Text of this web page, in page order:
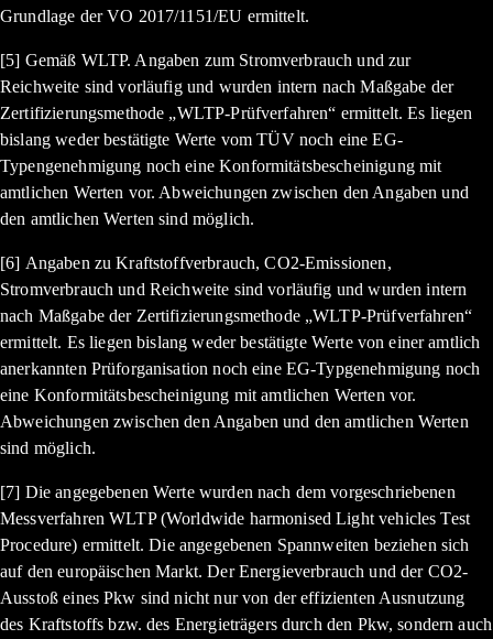
Grundlage der VO 2017/1151/EU ermittelt.
[5] Gemäß WLTP. Angaben zum Stromverbrauch und zur
Reichweite sind vorläufig und wurden intern nach Maßgabe der
Zertifizierungsmethode „WLTP-Prüfverfahren“ ermittelt. Es liegen
bislang weder bestätigte Werte vom TÜV noch eine EG-
Typengenehmigung noch eine Konformitätsbescheinigung mit
amtlichen Werten vor. Abweichungen zwischen den Angaben und
den amtlichen Werten sind möglich.
[6] Angaben zu Kraftstoffverbrauch, CO2-Emissionen,
Stromverbrauch und Reichweite sind vorläufig und wurden intern
nach Maßgabe der Zertifizierungsmethode „WLTP-Prüfverfahren“
ermittelt. Es liegen bislang weder bestätigte Werte von einer amtlich
anerkannten Prüforganisation noch eine EG-Typgenehmigung noch
eine Konformitätsbescheinigung mit amtlichen Werten vor.
Abweichungen zwischen den Angaben und den amtlichen Werten
sind möglich.
[7] Die angegebenen Werte wurden nach dem vorgeschriebenen
Messverfahren WLTP (Worldwide harmonised Light vehicles Test
Procedure) ermittelt. Die angegebenen Spannweiten beziehen sich
auf den europäischen Markt. Der Energieverbrauch und der CO2-
Ausstoß eines Pkw sind nicht nur von der effizienten Ausnutzung
des Kraftstoffs bzw. des Energieträgers durch den Pkw, sondern auch